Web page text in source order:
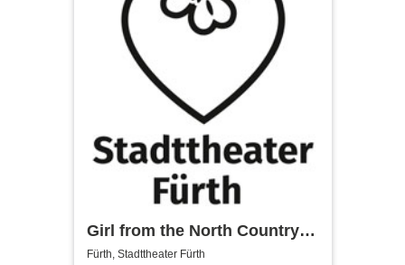
Girl from the North Country -
Stadttheater Fürth
Fürth, Stadttheater Fürth